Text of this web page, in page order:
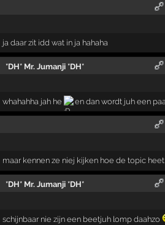
ja daar zit idd wat in ja hahaha
*DH* Mr. Jumanji *DH*
whahahha jah he en dan wordt juh een
maar kennen ze niej kijken hoe de topic heet
*DH* Mr. Jumanji *DH*
schijnbaar nie zijn een beetjuh lomp daahzo